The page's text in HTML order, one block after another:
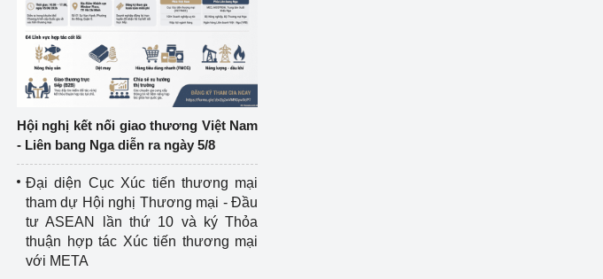
Hội nghị kết nối giao thương Việt Nam
- Liên bang Nga diễn ra ngày 5/8
Đại diện Cục Xúc tiến thương mại
tham dự Hội nghị Thương mại - Đầu
tư ASEAN lần thứ 10 và ký Thỏa
thuận hợp tác Xúc tiến thương mại
với META